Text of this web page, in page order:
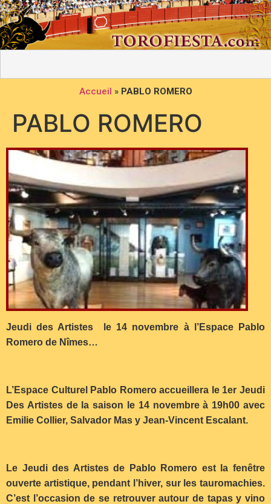
Accueil » PABLO ROMERO
PABLO ROMERO
Jeudi des Artistes le 14 novembre à l’Espace Pablo
Romero de Nîmes…
L’Espace Culturel Pablo Romero accueillera le 1er Jeudi
Des Artistes de la saison le 14 novembre à 19h00 avec
Emilie Collier, Salvador Mas y Jean-Vincent Escalant.
Le Jeudi des Artistes de Pablo Romero est la fenêtre
ouverte artistique, pendant l’hiver, sur les tauromachies.
C’est l’occasion de se retrouver autour de tapas y vino